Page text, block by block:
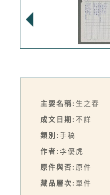
主要名稱: 生之春
成文日期: 不詳
類別: 手稿
作者: 李優虎
原件與否: 原件
藏品層次: 單件